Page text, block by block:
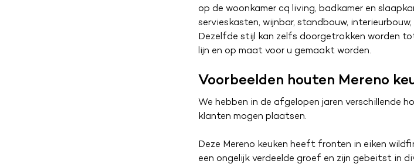
op de woonkamer cq living, badkamer en
servieskasten, wijnbar, standbouw,
Dezelfde stijl kan zelfs doorgetrokken worden
lijn en op maat voor u gemaakt worden.
Voorbeelden houten Mereno
We hebben in de afgelopen jaren verschillende
klanten mogen plaatsen.
Deze Mereno keuken heeft fronten in eiken
een ongelijk verdeelde groef en zijn gebeitst in